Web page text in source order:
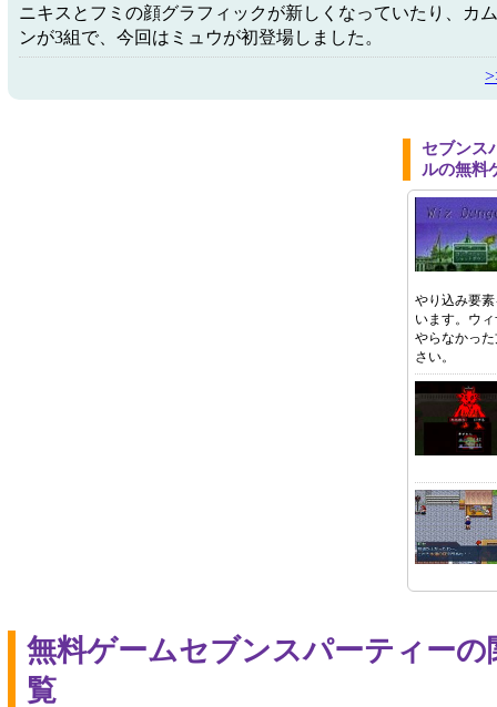
ニキスとフミの顔グラフィックが新しくなっていたり、カ
ンが3組で、今回はミュウが初登場しました。
セブンス
ルの無料
やり込み要
います。ウ
やらなかっ
さい。
無料ゲームセブンスパーティー
覧